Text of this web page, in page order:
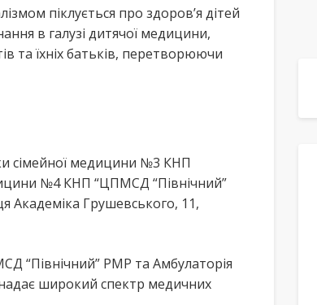
піклується про здоров’я дітей
в галузі дитячої медицини,
та їхніх батьків, перетворюючи
сімейної медицини №3 КНП
№4 КНП “ЦПМСД “Північний”
Академіка Грушевського, 11,
“Північний” РМР та Амбулаторія
широкий спектр медичних